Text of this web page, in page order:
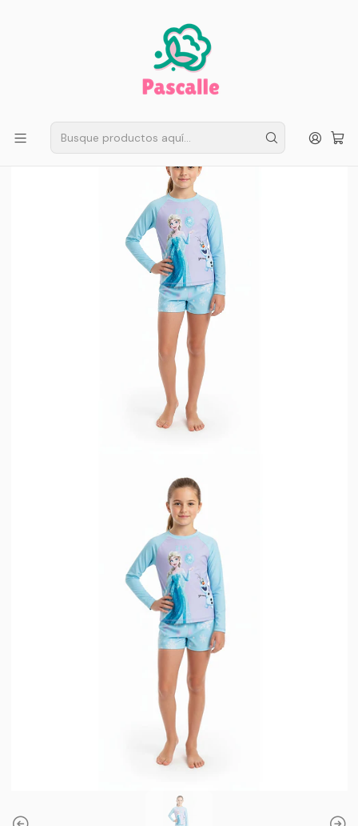
Compras sobre $50.000
Infantil
Trajes de baño
Traje de Baño Niña Frozen 2 Piezas Manga Larga – Protección
UV